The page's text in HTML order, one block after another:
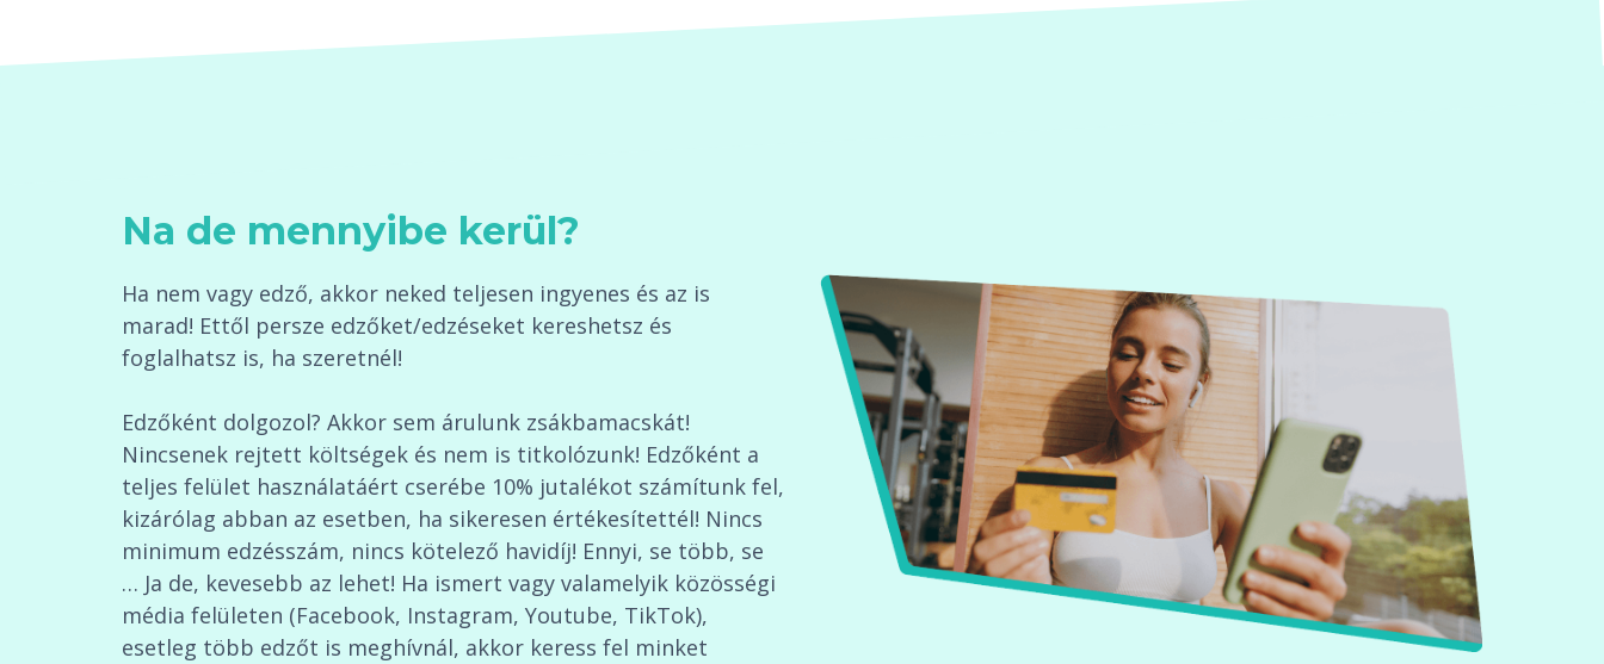
Na de mennyibe kerül?
Ha nem vagy edző, akkor neked teljesen ingyenes és az is
marad! Ettől persze edzőket/edzéseket kereshetsz és
foglalhatsz is, ha szeretnél!
Edzőként dolgozol? Akkor sem árulunk zsákbamacskát!
Nincsenek rejtett költségek és nem is titkolózunk! Edzőként a
teljes felület használatáért cserébe 10% jutalékot számítunk fel,
kizárólag abban az esetben, ha sikeresen értékesítettél! Nincs
minimum edzésszám, nincs kötelező havidíj! Ennyi, se több, se
… Ja de, kevesebb az lehet! Ha ismert vagy valamelyik közösségi
média felületen (Facebook, Instagram, Youtube, TikTok),
esetleg több edzőt is meghívnál, akkor keress fel minket